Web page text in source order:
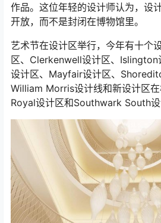
作品。这位年轻的设计师认为，设
开放，而不是封闭在博物馆里。
艺术节在设计区举行，今年有十个
区、Clerkenwell设计区、Islington
设计区、Mayfair设计区、
William Morris设计线和新设计区
Royal设计区和Southwark South设